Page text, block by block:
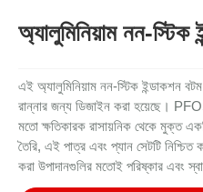
অ্যালুমিনিয়াম নন-
এই অ্যালুমিনিয়াম নন-স্টিক ইন্ডাকশন
রান্নার জন্য ডিজাইন করা হয়েছে।
মতো ক্ষতিকারক রাসায়নিক থেকে মুক্ত
তৈরি, এই পাত্র এবং প্যান সেটটি
করা উপাদানগুলির মতোই পরিষ্কার এবং